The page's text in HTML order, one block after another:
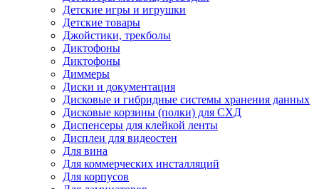
Детские игры и игрушки
Детские товары
Джойстики, трекболы
Диктофоны
Диктофоны
Диммеры
Диски и документация
Дисковые и гибридные системы хранения данных
Дисковые корзины (полки) для СХД
Диспенсеры для клейкой ленты
Дисплеи для видеостен
Для вина
Для коммерческих инсталляций
Для корпусов